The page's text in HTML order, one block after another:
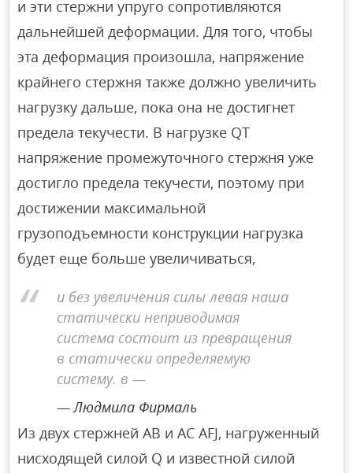
и эти стержни упруго сопротивляются
дальнейшей деформации. Для того, чтобы
эта деформация произошла, напряжение
крайнего стержня также должно увеличить
нагрузку дальше, пока она не достигнет
предела текучести. В нагрузке QT
напряжение промежуточного стержня уже
достигло предела текучести, поэтому при
достижении максимальной
грузоподъемности конструкции нагрузка
будет еще больше увеличиваться,
и без увеличения силы левая наша
статически неприводимая
система состоит из превращения
в статически определяемую
систему. в —
Людмила Фирмаль
Из двух стержней AB и AC AFJ, нагруженный
нисходящей силой Q и известной силой